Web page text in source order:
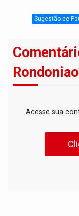
Sugestão de
Acesse sua